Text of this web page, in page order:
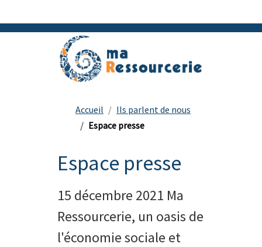
Accueil
Ils parlent de nous
Espace presse
Espace presse
15 décembre 2021 Ma
Ressourcerie, un oasis de
l'économie sociale et